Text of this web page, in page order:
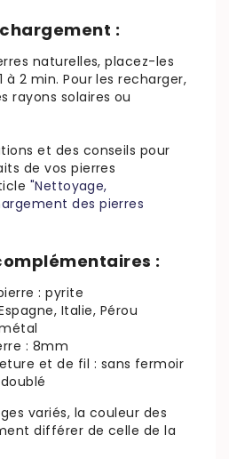
:
naturelles, placez-les
à 2 min. Pour les recharger,
rayons solaires ou
et des conseils pour
de vos pierres
"Nettoyage,
des pierres
:
: pyrite
Italie, Pérou
: 8mm
et de fil : sans fermoir
variés, la couleur des
différer de celle de la